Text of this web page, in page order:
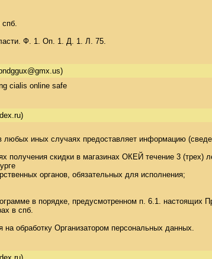
Ф. 1. Oп. 1. Д. 1. Л. 75.
cialis online safe
любых иных случаях предоставляет информацию
получения скидки в магазинах ОКЕЙ течение 3 (трех)
органов, обязательных для исполнения;
в порядке, предусмотренном п. 6.1. настоящих
в спб.
на обработку Организатором персональных данных.